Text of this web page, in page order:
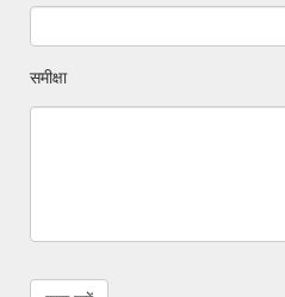
समीक्षा